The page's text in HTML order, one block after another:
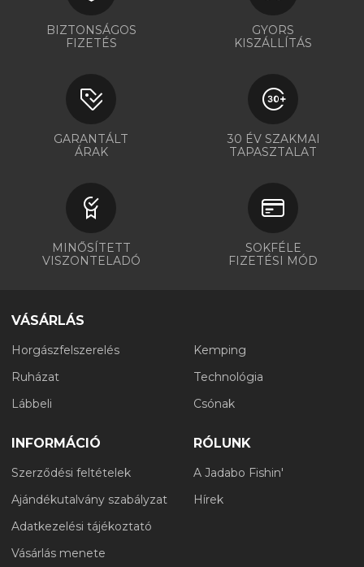
BIZTONSÁGOS
FIZETÉS
GYORS
KISZÁLLÍTÁS
GARANTÁLT
ÁRAK
30 ÉV SZAKMAI
TAPASZTALAT
MINŐSÍTETT
VISZONTELADÓ
SOKFÉLE
FIZETÉSI MÓD
VÁSÁRLÁS
Horgászfelszerelés
Ruházat
Lábbeli
Kemping
Technológia
Csónak
INFORMÁCIÓ
Szerződési feltételek
Ajándékutalvány szabályzat
Adatkezelési tájékoztató
Vásárlás menete
RÓLUNK
A Jadabo Fishin'
Hírek